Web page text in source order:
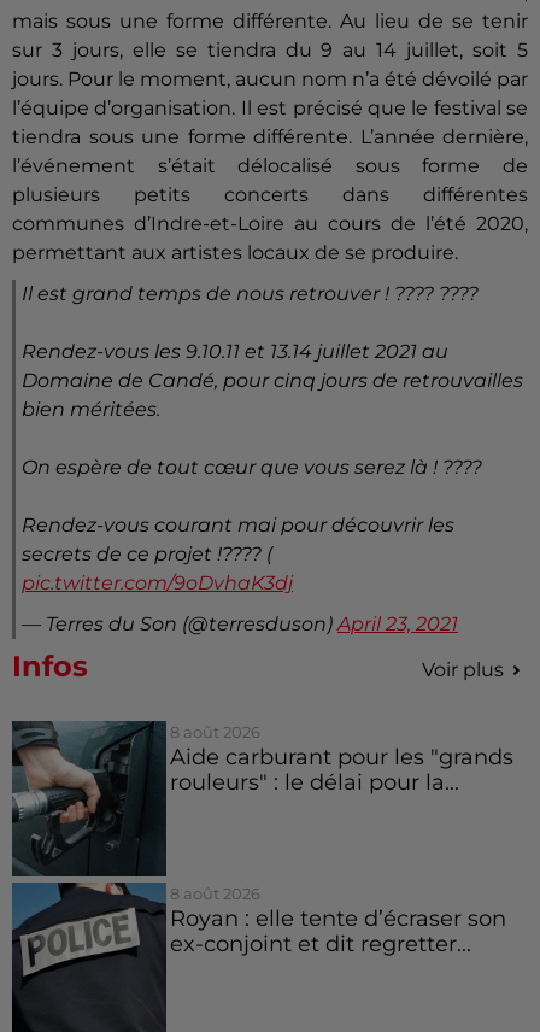
mais sous une forme différente. Au lieu de se tenir
sur 3 jours, elle se tiendra du 9 au 14 juillet, soit 5
jours. Pour le moment, aucun nom n’a été dévoilé par
l’équipe d’organisation. Il est précisé que le festival se
tiendra sous une forme différente. L’année dernière,
l’événement s’était délocalisé sous forme de
plusieurs petits concerts dans différentes
communes d’Indre-et-Loire au cours de l’été 2020,
permettant aux artistes locaux de se produire.
Il est grand temps de nous retrouver ! ???? ????
Rendez-vous les 9.10.11 et 13.14 juillet 2021 au
Domaine de Candé, pour cinq jours de retrouvailles
bien méritées.
On espère de tout cœur que vous serez là ! ????
Rendez-vous courant mai pour découvrir les
secrets de ce projet !???? (
pic.twitter.com/9oDvhaK3dj
— Terres du Son (@terresduson)April 23, 2021
Infos Voir plus
8 août 2026
Aide carburant pour les "grands
rouleurs" : le délai pour la...
8 août 2026
Royan : elle tente d’écraser son
ex-conjoint et dit regretter...